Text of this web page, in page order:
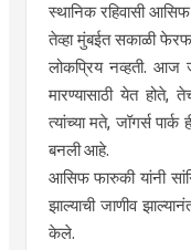
स्थानिक रहिवासी
तेव्हा मुंबईत सकाळी
लोकप्रिय नव्हती.
मारण्यासाठी येत
त्यांच्या मते, जॉगर्स
बनली आहे.
आसिफ फारुकी यांनी
झाल्याची जाणीव
केले.